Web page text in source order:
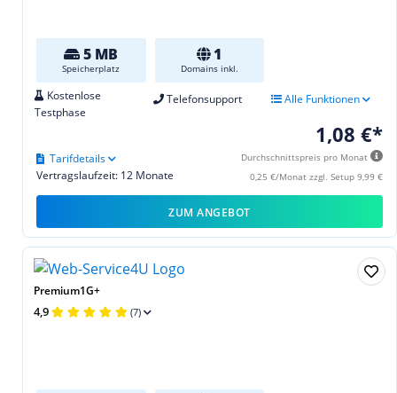
5 MB
Speicherplatz
1
Domains inkl.
Kostenlose
Testphase
Telefonsupport Alle Funktionen
1,08 €*
Durchschnittspreis pro Monat
0,25 €/Monat zzgl. Setup 9,99 €
Vertragslaufzeit: 12 Monate
Tarifdetails
ZUM ANGEBOT
Premium1G+
4,9 (7)